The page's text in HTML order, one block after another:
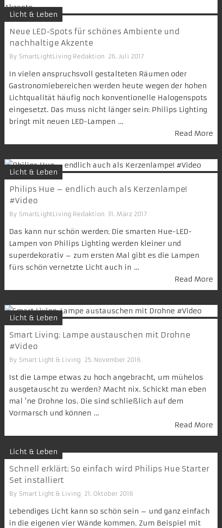
Licht & Leben
Neue LED-Spots für schönes Ambiente und
nachhaltige Akzente
By SmartLightLiving Redaktion 26. Juli 2017
In vielen anspruchsvoll gestalteten Räumen oder
Gastronomiebereichen werden heute wegen der hohen
Lichtqualität häufig noch konventionelle Halogenspots
eingesetzt. Das muss nicht länger sein: Philips Lighting
bringt mit neuen LED-Lampen …
Read More
Licht & Leben
Philips Hue – endlich auch als Kerzenlampe!
#Video
By SmartLightLiving Redaktion 31. März 2017
Das kann nur schön werden: Die smarten Hue-LED-
Lampen von Philips Lighting werden kleiner und
superdekorativ – zum ersten Mal gibt es die Lampen
fürs schön vernetzte Licht auch in …
Read More
Licht & Leben
Smart Living: Lampe austauschen mit Drohne
#Video
By Smart Light & Living 25. November 2016
Ist die Lampe etwas zu hoch angebracht, um mühelos
ausgetauscht zu werden? Macht nix. Schickt man eben
mal ’ne Drohne los. Die sind schließlich auf dem
Vormarsch und können …
Read More
Licht & Leben
Schnell erklärt: So einfach wird Philips Hue Starter
Set installiert
By Smart Light & Living 21. Oktober 2016
Lebendiges Licht kann so schön sein – und ganz einfach
in die eigenen vier Wände kommen. Zum Beispiel mit